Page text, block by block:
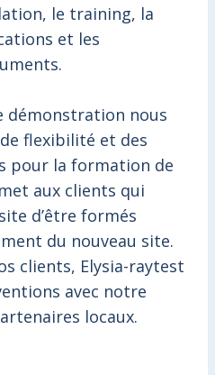
le training, la
et les
démonstration nous
flexibilité et des
pour la formation de
aux clients qui
d’être formés
du nouveau site.
clients, Elysia-raytest
avec notre
locaux.